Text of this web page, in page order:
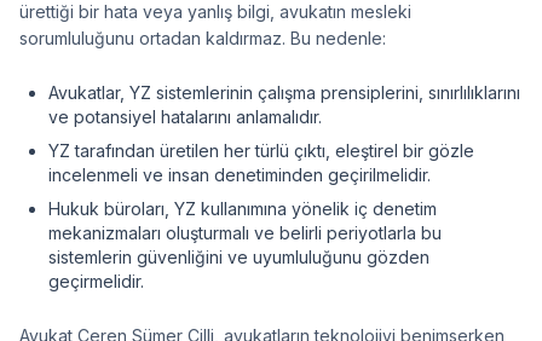
ürettiği bir hata veya yanlış bilgi, avukatın mesleki
sorumluluğunu ortadan kaldırmaz. Bu nedenle:
Avukatlar, YZ sistemlerinin çalışma prensiplerini, sınırlılıklarını
ve potansiyel hatalarını anlamalıdır.
YZ tarafından üretilen her türlü çıktı, eleştirel bir gözle
incelenmeli ve insan denetiminden geçirilmelidir.
Hukuk büroları, YZ kullanımına yönelik iç denetim
mekanizmaları oluşturmalı ve belirli periyotlarla bu
sistemlerin güvenliğini ve uyumluluğunu gözden
geçirmelidir.
Avukat Ceren Sümer Cilli, avukatların teknolojiyi benimserken